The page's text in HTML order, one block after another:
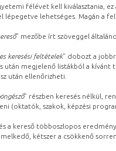
félévet kell kiválasztania, ez
lépegetve lehetséges. Magán a
” mezőbe írt szöveggel
keresési feltételek” dobozt a
után megjelenő listákból a kívánt
után ellenőrizheti.
” részben keresés nélkül,
(oktatók, szakok, képzési
a kereső többoszlopos
kétszer a csökkenő